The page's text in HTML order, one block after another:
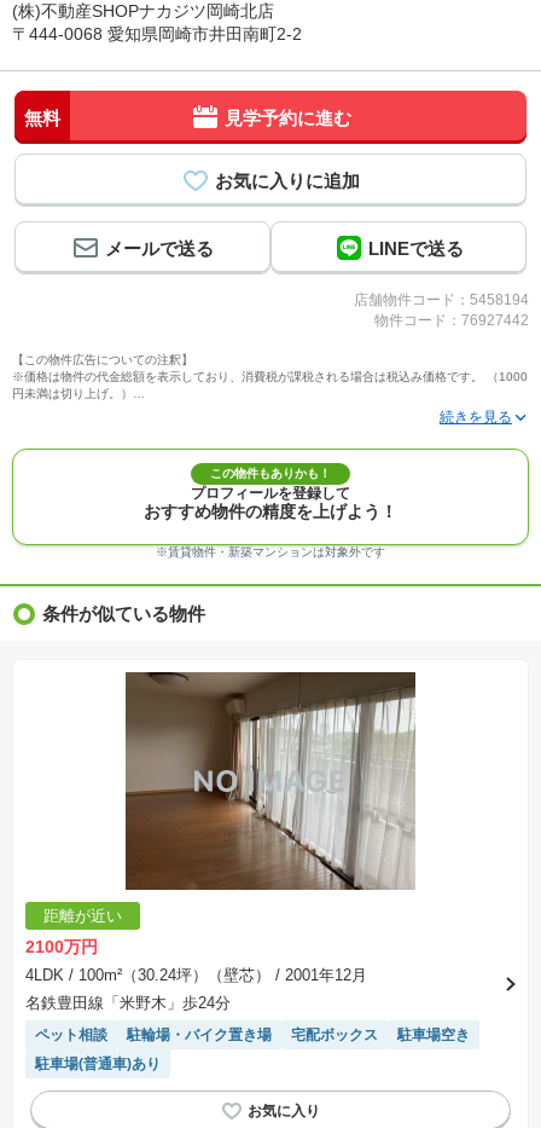
(株)不動産SHOPナカジツ岡崎北店
〒444-0068 愛知県岡崎市井田南町2-2
無料 見学予約に進む
メールで送る LINEで送る
店舗物件コード：5458194
物件コード：76927442
【この物件広告についての注釈】
※価格は物件の代金総額を表示しており、消費税が課税される場合は税込み価格です。 （1000
円未満は切り上げ。）
※写真に写っている、またはパース（絵）や間取り図に描かれている家具や車などは、特にコ
※建築条件付き土地価格には、建物価格は含まれません。
※物件情報は、原則として情報提供日の２日前に最終確認した情報です。
※完成予想図はいずれも外構、植栽、外観等実際のものとは多少異なることがあります。
※モデルルーム・モデルハウス・展示場・ショールームの画像の場合、今回販売の物件と異な
※ＣＧ合成の画像の場合、実際とは多少異なる場合があります。
※物件特徴：販売戸数が複数の物件は、全ての住戸に該当しない項目もあります。
※価格更新：物件価格が変更された日から１週間表示されます。
※建築条件土地の情報内に掲載されている、建物プラン例は、土地購入者の設計プランの参考
の一例であって、プランの採用可否は任意です。
※土地（建築条件なし）で「建物プラン例」が表記してある時、そのプラン例は特定の建築請
負会社によるもので、当該建築請負会社以外で建てた場合、同様のものが同価格で建てられる
とは限りません。また建築請負会社を特定するものではありません。
※建築条件付き土地とは、その土地に建築する建物の建築請負契約が、一定期間内に成立する
ことを条件として売買される土地のことをいいます。建築請負契約成立に向けて設計プランを
協議するため、土地購入者が自己の希望する建物の設計協議をするために必要な相当の期間の
交渉期間が設定され、その期間内で希望を満たすプランが実現できたかどうかにより結論を出
します。なお、この期間は概ね3ヶ月程度とされています。納得のいくプランが出来ず、建築請
負契約が成立しない場合、土地売買契約は白紙に戻り、土地契約にかかった代金（土地代金、
手付金など）は名目のいかんに関わらず、全て返却されます。
※課税対象物件の「価格」や「費用等」は消費税込みの「総額表示」で統一しています。
※「本体価格」とは、課税対象物件においては「消費税を除いた建物価格」と「土地価格」の
合計額を指します。
表示されておりません。
※取引にかかる費用：物件の契約手続き、決済、引き渡し時にかかる費用を表示しています。
不動産会社によって表記有無が異なるため、ご自身で十分な確認をしていただくようにお願い
いたします。
場合があります。
この物件もありかも！
プロフィールを登録して
おすすめ物件の精度を上げよう！
※賃貸物件・新築マンションは対象外です
条件が似ている物件
距離が近い
2100万円
4LDK / 100m²（30.24坪）（壁芯）
/ 2001年12月
名鉄豊田線「米野木」歩24分
ペット相談 駐輪場・バイク置き場 宅配ボックス
駐車場空き
駐車場(普通車)あり